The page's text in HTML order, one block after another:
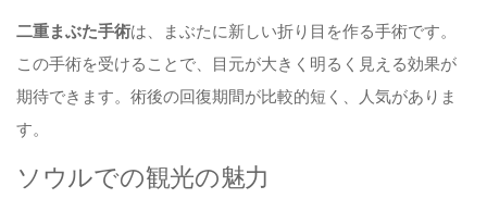
二重まぶた手術は、まぶたに新しい折り目を作る手術です。
この手術を受けることで、目元が大きく明るく見える効果が
期待できます。術後の回復期間が比較的短く、人気がありま
す。
ソウルでの観光の魅力